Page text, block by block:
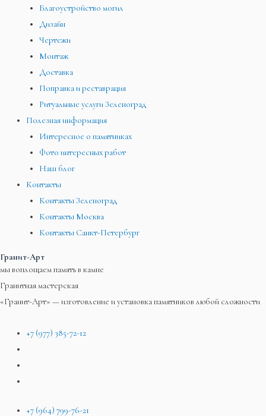
Благоустройство могил
Дизайн
Чертежи
Монтаж
Доставка
Поправка и реставрация
Ритуальные услуги Зеленоград
Полезная информация
Интересное о памятниках
Фото интересных работ
Наш блог
Контакты
Контакты Зеленоград
Контакты Москва
Контакты Санкт-Петербург
Гранит-Арт
мы воплощаем память в камне
Гранитная мастерская
«Гранит-Арт» — изготовление и установка памятников любой сложности
+7 (977) 385-72-12
+7 (964) 799-76-21